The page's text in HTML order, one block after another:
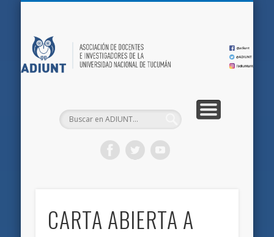
CARTA ABIERTA A